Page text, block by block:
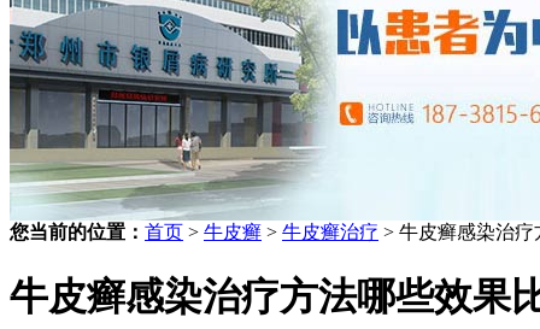
您当前的位置： 首页 > 牛皮癣 > 牛皮癣治疗 > 牛皮癣感染治
牛皮癣感染治疗方法哪些效果